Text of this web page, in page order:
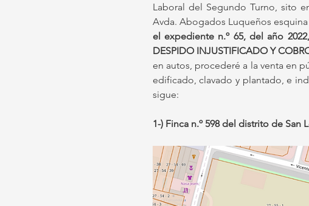
Laboral del Segundo Turno, sito
el expediente n.º 65, del año
DESPIDO INJUSTIFICADO Y
en autos, procederé a la venta en
edificado, clavado y plantado, e
sigue:
1-) Finca n.º 598 del distrito de San